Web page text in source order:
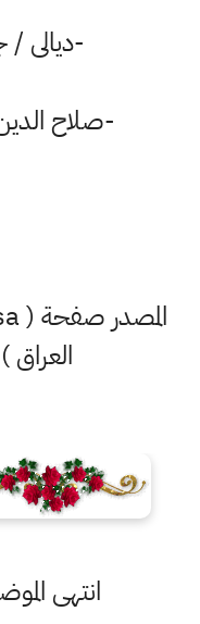
-ديالى /
-صلاح الدين /
انتهى